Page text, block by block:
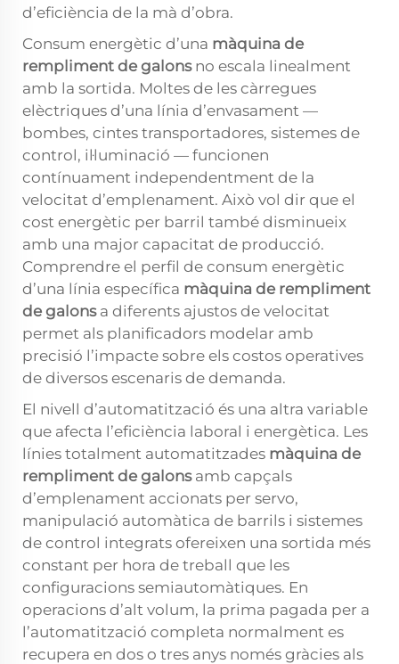
d’eficiència de la mà d’obra.
Consum energètic d’una màquina de
rempliment de galons no escala linealment
amb la sortida. Moltes de les càrregues
elèctriques d’una línia d’envasament —
bombes, cintes transportadores, sistemes de
control, il·luminació — funcionen
contínuament independentment de la
velocitat d’emplenament. Això vol dir que el
cost energètic per barril també disminueix
amb una major capacitat de producció.
Comprendre el perfil de consum energètic
d’una línia específica màquina de rempliment
de galons a diferents ajustos de velocitat
permet als planificadors modelar amb
precisió l’impacte sobre els costos operatives
de diversos escenaris de demanda.
El nivell d’automatització és una altra variable
que afecta l’eficiència laboral i energètica. Les
línies totalment automatitzades màquina de
rempliment de galons amb capçals
d’emplenament accionats per servo,
manipulació automàtica de barrils i sistemes
de control integrats ofereixen una sortida més
constant per hora de treball que les
configuracions semiautomàtiques. En
operacions d’alt volum, la prima pagada per a
l’automatització completa normalment es
recupera en dos o tres anys només gràcies als